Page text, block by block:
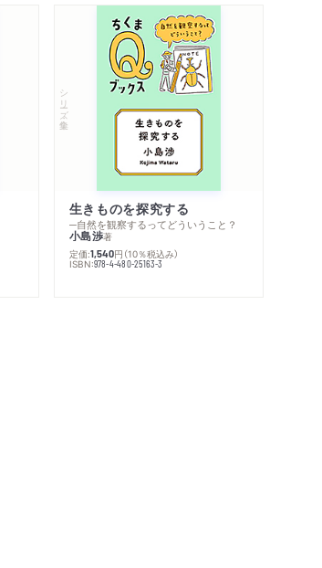
シリーズ・全集
生きものを探究する
─自然を観察するってどういうこと？
小島渉著
定価:1,540円 （10％税込み）
ISBN:978-4-480-25163-3